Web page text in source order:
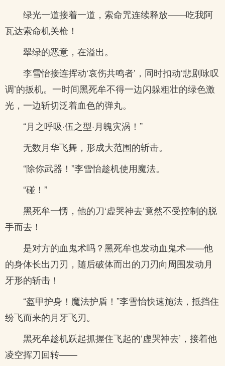
绿光一道接着一道，索命咒连续释放——吃我阿
瓦达索命机关枪！
翠绿的恶意，在溢出。
李雪怡接连挥动‘哀伤共鸣者’，同时扣动‘悲剧咏叹
调’的扳机。一时间黑死牟不得一边闪躲粗壮的绿色激
光，一边斩切泛着血色的弹丸。
“月之呼吸·伍之型·月魄灾涡！”
无数月华飞舞，形成大范围的斩击。
“除你武器！”李雪怡趁机使用魔法。
“碰！”
黑死牟一愣，他的刀‘虚哭神去’竟然不受控制的脱
手而去！
是对方的血鬼术吗？黑死牟也发动血鬼术——他
的身体长出刀刃，随后破体而出的刀刃向周围发动月
牙形的斩击！
“盔甲护身！魔法护盾！”李雪怡快速施法，抵挡住
纷飞而来的月牙飞刃。
黑死牟趁机跃起抓握住飞起的‘虚哭神去’，接着他
凌空挥刀回转——